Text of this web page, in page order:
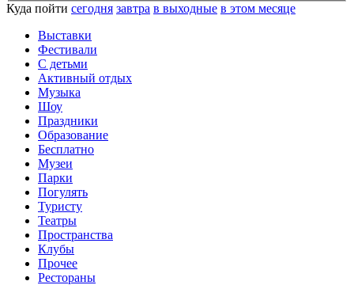
Куда пойти сегодня завтра в выходные в этом месяце
Выставки
Фестивали
С детьми
Активный отдых
Музыка
Шоу
Праздники
Образование
Бесплатно
Музеи
Парки
Погулять
Туристу
Театры
Пространства
Клубы
Прочее
Рестораны